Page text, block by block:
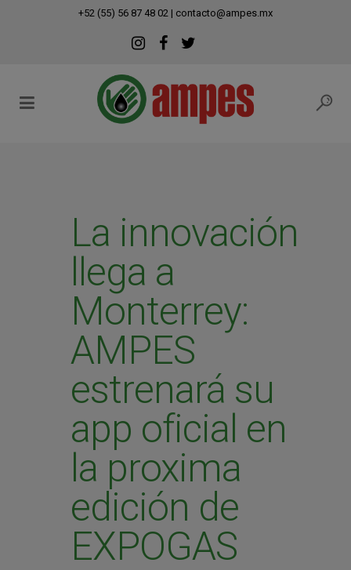
+52 (55) 56 87 48 02 | contacto@ampes.mx
La innovación
llega a
Monterrey:
AMPES
estrenará su
app oficial en
la proxima
edición de
EXPOGAS
modal-check